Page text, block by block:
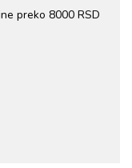
preko 8000 RSD